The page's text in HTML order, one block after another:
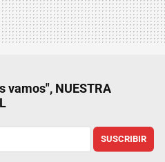
vamos", NUESTRA
SUSCRIBIR